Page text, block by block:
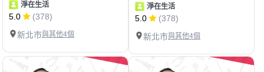
淨在生活
5.0
(378)
新北市與其他4個
淨在生活
5.0
(378)
新北市與其他4個